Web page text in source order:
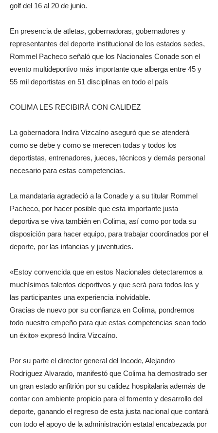
golf del 16 al 20 de junio.
En presencia de atletas, gobernadoras, gobernadores y
representantes del deporte institucional de los estados sedes,
Rommel Pacheco señaló que los Nacionales Conade son el
evento multideportivo más importante que alberga entre 45 y
55 mil deportistas en 51 disciplinas en todo el país
COLIMA LES RECIBIRÁ CON CALIDEZ
La gobernadora Indira Vizcaíno aseguró que se atenderá
como se debe y como se merecen todas y todos los
deportistas, entrenadores, jueces, técnicos y demás personal
necesario para estas competencias.
La mandataria agradeció a la Conade y a su titular Rommel
Pacheco, por hacer posible que esta importante justa
deportiva se viva también en Colima, así como por toda su
disposición para hacer equipo, para trabajar coordinados por el
deporte, por las infancias y juventudes.
«Estoy convencida que en estos Nacionales detectaremos a
muchísimos talentos deportivos y que será para todos los y
las participantes una experiencia inolvidable.
Gracias de nuevo por su confianza en Colima, pondremos
todo nuestro empeño para que estas competencias sean todo
un éxito» expresó Indira Vizcaíno.
Por su parte el director general del Incode, Alejandro
Rodríguez Alvarado, manifestó que Colima ha demostrado ser
un gran estado anfitrión por su calidez hospitalaria además de
contar con ambiente propicio para el fomento y desarrollo del
deporte, ganando el regreso de esta justa nacional que contará
con todo el apoyo de la administración estatal encabezada por